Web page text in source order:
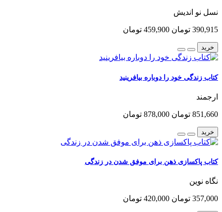
نسل نو اندیش
390,915 تومان 459,900 تومان
خرید
کتاب زندگی خود را دوباره بیافرینید
ارجمند
851,660 تومان 878,000 تومان
خرید
کتاب پاکسازی ذهن برای موفق شدن در زندگی
نگاه نوین
357,000 تومان 420,000 تومان